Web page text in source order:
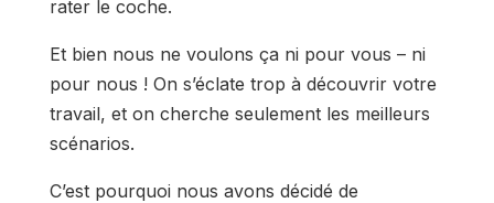
rater le coche.
Et bien nous ne voulons ça ni pour vous – ni
pour nous ! On s’éclate trop à découvrir votre
travail, et on cherche seulement les meilleurs
scénarios.
C’est pourquoi nous avons décidé de